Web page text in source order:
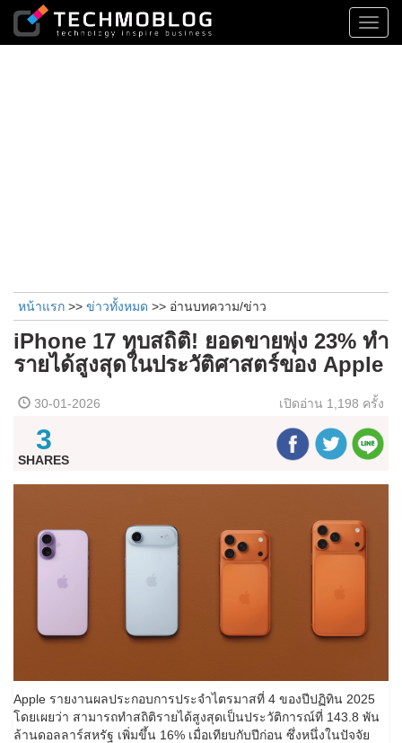
หน้าแรก >> ข่าวทั้งหมด >> อ่านบทความ/ข่าว
iPhone 17 ทุบสถิติ! ยอดขายพุ่ง 23% ทำ
รายได้สูงสุดในประวัติศาสตร์ของ Apple
30-01-2026 เปิดอ่าน 1,198 ครั้ง
3
SHARES
Apple รายงานผลประกอบการประจำไตรมาสที่ 4 ของปีปฏิทิน 2025
โดยเผยว่า สามารถทำสถิติรายได้สูงสุดเป็นประวัติการณ์ที่ 143.8 พัน
ล้านดอลลาร์สหรัฐ เพิ่มขึ้น 16% เมื่อเทียบกับปีก่อน ซึ่งหนึ่งในปัจจัย